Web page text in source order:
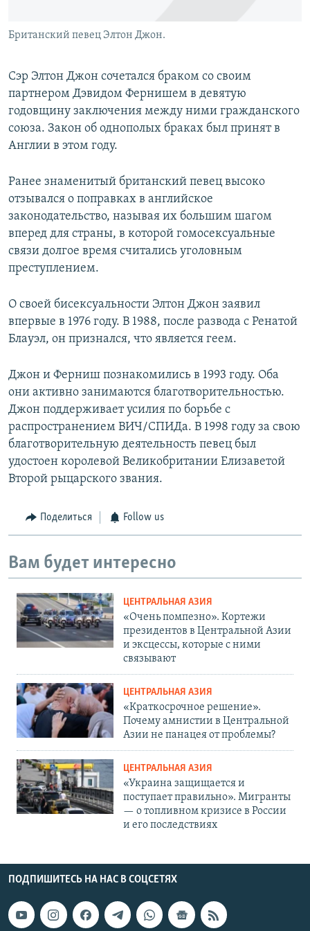
Британский певец Элтон Джон.
Сэр Элтон Джон сочетался браком со своим
партнером Дэвидом Фернишем в девятую
годовщину заключения между ними гражданского
союза. Закон об однополых браках был принят в
Англии в этом году.
Ранее знаменитый британский певец высоко
отзывался о поправках в английское
законодательство, называя их большим шагом
вперед для страны, в которой гомосексуальные
связи долгое время считались уголовным
преступлением.
О своей бисексуальности Элтон Джон заявил
впервые в 1976 году. В 1988, после развода с Ренатой
Блауэл, он признался, что является геем.
Джон и Ферниш познакомились в 1993 году. Оба
они активно занимаются благотворительностью.
Джон поддерживает усилия по борьбе с
распространением ВИЧ/СПИДа. В 1998 году за свою
благотворительную деятельность певец был
удостоен королевой Великобритании Елизаветой
Второй рыцарского звания.
Поделиться Follow us
Вам будет интересно
ЦЕНТРАЛЬНАЯ АЗИЯ
«Очень помпезно». Кортежи
президентов в Центральной Азии
и эксцессы, которые с ними
связывают
ЦЕНТРАЛЬНАЯ АЗИЯ
«Краткосрочное решение».
Почему амнистии в Центральной
Азии не панацея от проблемы?
ЦЕНТРАЛЬНАЯ АЗИЯ
«Украина защищается и
поступает правильно». Мигранты
— о топливном кризисе в России
и его последствиях
ПОДПИШИТЕСЬ НА НАС В СОЦСЕТЯХ